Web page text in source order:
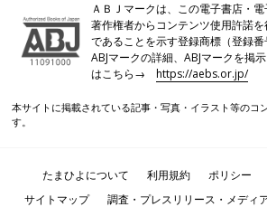
ＡＢＪマークは、この電子書店・電
著作権者からコンテンツ使用許諾
であることを示す登録商標（登録番
ABJマークの詳細、ABJマークを掲
はこちら→https://aebs.or.jp/
本サイトに掲載されている記事・写真・イラスト等のコ
す。
たまひよについて 利用規約 ポリシー
サイトマップ
調査・プレスリリース・メディ